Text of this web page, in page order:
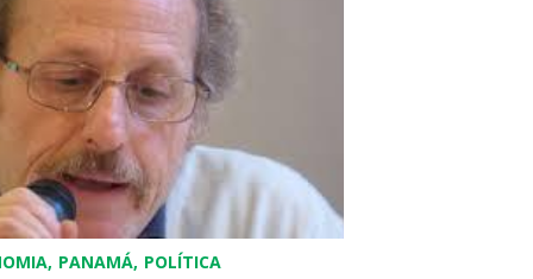
PANAMÁ POLÍTICA